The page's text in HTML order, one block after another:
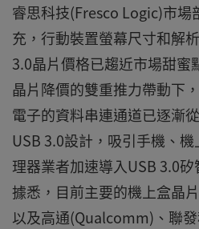
睿思科技(Fresco Logic)市場
充，行動裝置螢幕尺寸和解
3.0晶片價格已趨近市場甜蜜
晶片降價的雙重推力帶動下
電子的資料串連通道已逐漸
USB 3.0設計，吸引手機、
理器業者加速導入USB 3.0矽
據悉，目前主要的機上盒晶
以及高通(Qualcomm)、聯